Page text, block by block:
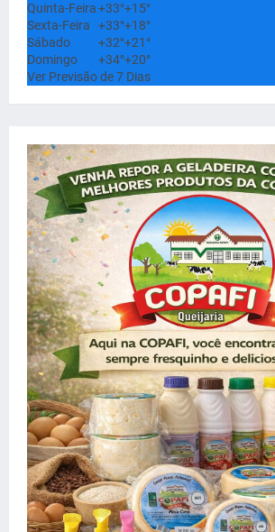
Quinta-Feira+33°+15°
Sexta-Feira
+33°+18°
Sábado
+32°+21°
Domingo
+34°+20°
Ver Previsão de 7 Dias